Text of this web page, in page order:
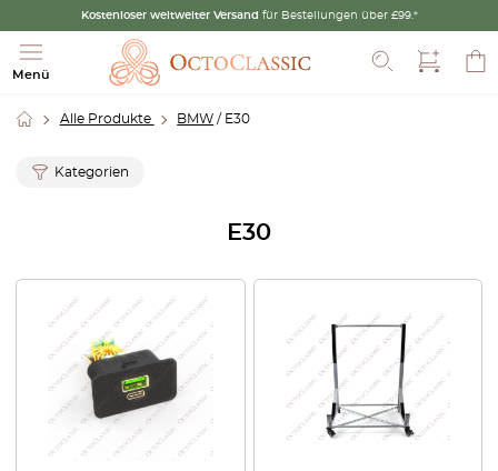
Kostenloser weltweiter Versand für Bestellungen über £99.*
Menü
Suche
Alle Produkte BMW / E30
Kategorien
E30